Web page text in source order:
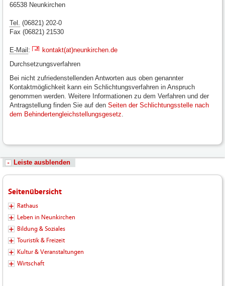
66538 Neunkirchen
Tel. (06821) 202-0
Fax (06821) 21530
E-Mail:
kontakt(at)neunkirchen.de
Durchsetzungsverfahren
Bei nicht zufriedenstellenden Antworten aus oben genannter
Kontaktmöglichkeit kann ein Schlichtungsverfahren in Anspruch
genommen werden. Weitere Informationen zu dem Verfahren und der
Antragstellung finden Sie auf den Seiten der Schlichtungsstelle nach
dem Behindertengleichstellungsgesetz
Leiste ausblenden
Seitenübersicht
Rathaus
Leben in Neunkirchen
Bildung & Soziales
Touristik & Freizeit
Kultur & Veranstaltungen
Wirtschaft